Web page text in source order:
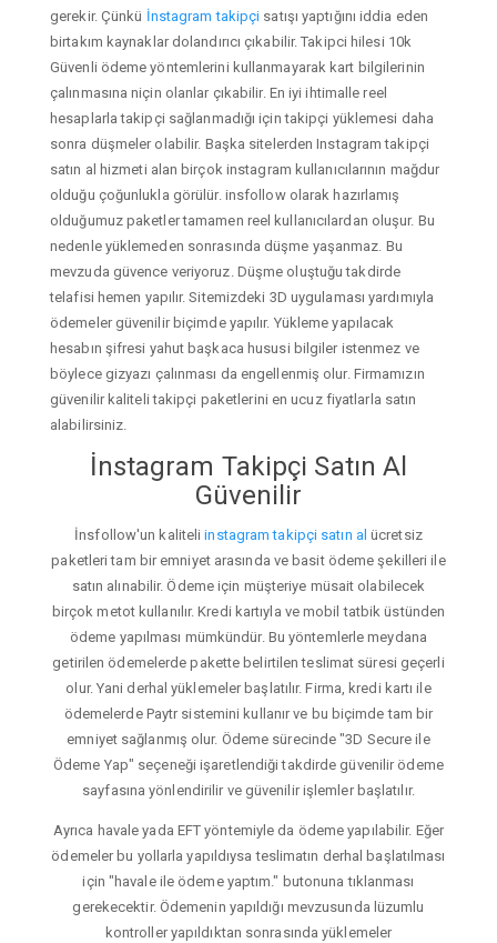
gerekir. Çünkü İnstagram takipçi satışı yaptığını iddia eden
birtakım kaynaklar dolandırıcı çıkabilir. Takipci hilesi 10k
Güvenli ödeme yöntemlerini kullanmayarak kart bilgilerinin
çalınmasına niçin olanlar çıkabilir. En iyi ihtimalle reel
hesaplarla takipçi sağlanmadığı için takipçi yüklemesi daha
sonra düşmeler olabilir. Başka sitelerden Instagram takipçi
satın al hizmeti alan birçok instagram kullanıcılarının mağdur
olduğu çoğunlukla görülür. insfollow olarak hazırlamış
olduğumuz paketler tamamen reel kullanıcılardan oluşur. Bu
nedenle yüklemeden sonrasında düşme yaşanmaz. Bu
mevzuda güvence veriyoruz. Düşme oluştuğu takdirde
telafisi hemen yapılır. Sitemizdeki 3D uygulaması yardımıyla
ödemeler güvenilir biçimde yapılır. Yükleme yapılacak
hesabın şifresi yahut başkaca hususi bilgiler istenmez ve
böylece gizyazı çalınması da engellenmiş olur. Firmamızın
güvenilir kaliteli takipçi paketlerini en ucuz fiyatlarla satın
alabilirsiniz.
İnstagram Takipçi Satın Al
Güvenilir
İnsfollow'un kaliteliinstagram takipçi satın al ücretsiz
paketleri tam bir emniyet arasında ve basit ödeme şekilleri ile
satın alınabilir. Ödeme için müşteriye müsait olabilecek
birçok metot kullanılır. Kredi kartıyla ve mobil tatbik üstünden
ödeme yapılması mümkündür. Bu yöntemlerle meydana
getirilen ödemelerde pakette belirtilen teslimat süresi geçerli
olur. Yani derhal yüklemeler başlatılır. Firma, kredi kartı ile
ödemelerde Paytr sistemini kullanır ve bu biçimde tam bir
emniyet sağlanmış olur. Ödeme sürecinde "3D Secure ile
Ödeme Yap" seçeneği işaretlendiği takdirde güvenilir ödeme
sayfasına yönlendirilir ve güvenilir işlemler başlatılır.
Ayrıca havale yada EFT yöntemiyle da ödeme yapılabilir. Eğer
ödemeler bu yollarla yapıldıysa teslimatın derhal başlatılması
için "havale ile ödeme yaptım." butonuna tıklanması
gerekecektir. Ödemenin yapıldığı mevzusunda lüzumlu
kontroller yapıldıktan sonrasında yüklemeler